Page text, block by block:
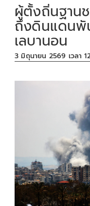
ผู้ตั้งถิ่นฐาน
ถึงดินแดน
เลบานอน
3 มิถุนายน 2569 เวลา